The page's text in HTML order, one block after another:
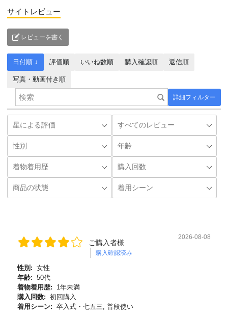
サイトレビュー
レビューを書く
詳細フィルター
日付順 ↓ 評価順 いいね数順 購入確認順 返信順
写真・動画付き順
ご購入者様
購入確認済み
2026-08-08
性別: 女性
年齢: 50代
着物着用歴:
1年未満
購入回数: 初回購入
着用シーン: 卒入式・七五三, 普段使い